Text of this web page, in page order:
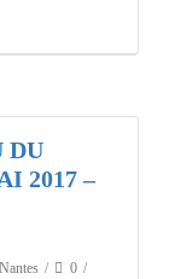
DU
2017 –
Nantes
0